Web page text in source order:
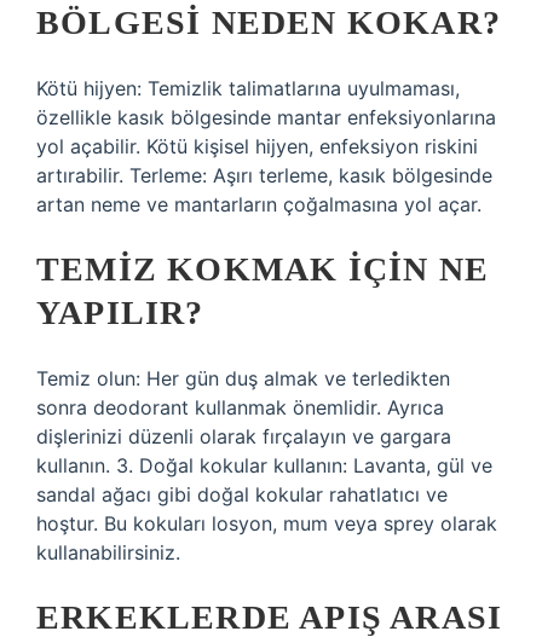
BÖLGESI NEDEN KOKAR?
Kötü hijyen: Temizlik talimatlarına uyulmaması,
özellikle kasık bölgesinde mantar enfeksiyonlarına
yol açabilir. Kötü kişisel hijyen, enfeksiyon riskini
artırabilir. Terleme: Aşırı terleme, kasık bölgesinde
artan neme ve mantarların çoğalmasına yol açar.
TEMIZ KOKMAK IÇIN NE
YAPILIR?
Temiz olun: Her gün duş almak ve terledikten
sonra deodorant kullanmak önemlidir. Ayrıca
dişlerinizi düzenli olarak fırçalayın ve gargara
kullanın. 3. Doğal kokular kullanın: Lavanta, gül ve
sandal ağacı gibi doğal kokular rahatlatıcı ve
hoştur. Bu kokuları losyon, mum veya sprey olarak
kullanabilirsiniz.
ERKEKLERDE APIŞ ARASI